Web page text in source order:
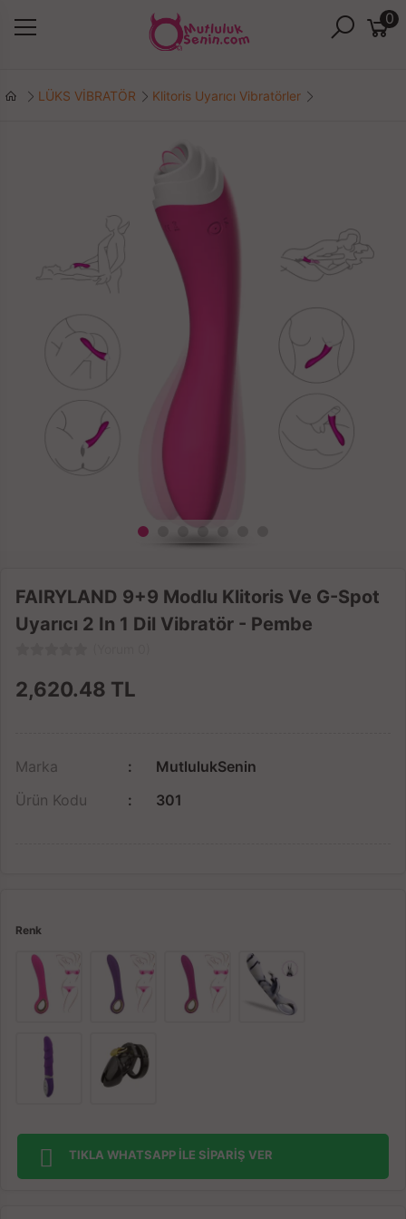
0
LÜKS VİBRATÖR Klitoris Uyarıcı Vibratörler
FAIRYLAND 9+9 Modlu Klitoris Ve G-Spot
Uyarıcı 2 In 1 Dil Vibratör - Pembe
2,620.48 TL
Marka
MutlulukSenin
Ürün Kodu
301
Renk
TIKLA WHATSAPP İLE SİPARİŞ VER